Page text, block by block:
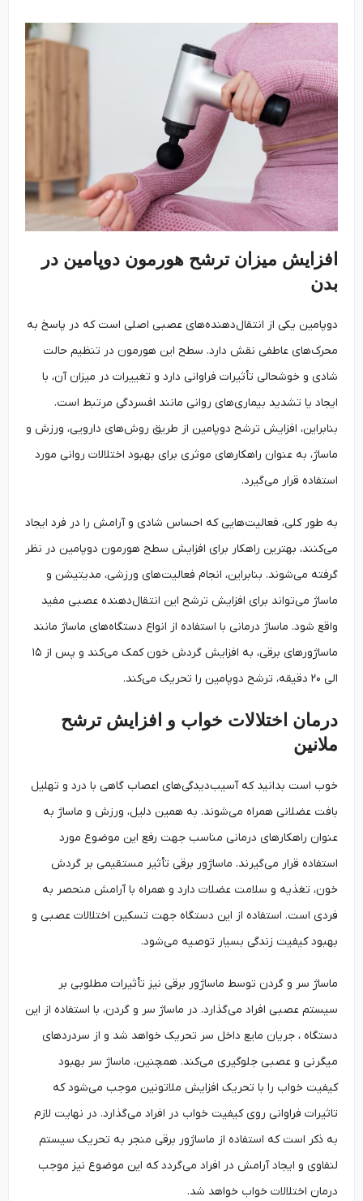
افزایش میزان ترشح هورمون دوپامین در
بدن
دوپامین یکی از انتقال‌دهنده‌های عصبی اصلی است که در پاسخ به
محرک‌های عاطفی نقش دارد. سطح این هورمون در تنظیم حالت
شادی و خوشحالی تأثیرات فراوانی دارد و تغییرات در میزان آن،‌ با
ایجاد یا تشدید بیماری‌های روانی مانند افسردگی مرتبط است.
بنابراین، افزایش ترشح دوپامین از طریق روش‌های دارویی، ورزش و
ماساژ، به عنوان راهکارهای موثری برای بهبود اختلالات روانی مورد
استفاده قرار می‌گیرد.
به طور کلی، فعالیت‌هایی که احساس شادی و آرامش را در فرد ایجاد
می‌کنند، بهترین راهکار برای افزایش سطح هورمون دوپامین در نظر
گرفته می‌شوند. بنابراین، انجام فعالیت‌های ورزشی، مدیتیشن و
ماساژ می‌تواند برای افزایش ترشح این انتقال‌دهنده عصبی مفید
واقع شود. ماساژ درمانی با استفاده از انواع دستگاه‌های ماساژ مانند
ماساژورهای برقی، به افزایش گردش خون کمک می‌کند و پس از ۱۵
درمان اختلالات خواب و افزایش ترشح
ملانین
خوب است بدانید که آسیب‌دیدگی‌های اعصاب گاهی با درد و تهلیل
بافت عضلانی همراه می‌شوند. به همین دلیل، ورزش و ماساژ به
عنوان راهکارهای درمانی مناسب جهت رفع این موضوع مورد
استفاده قرار می‌گیرند. ماساژور برقی تأثیر مستقیمی بر گردش
خون، تغذیه و سلامت عضلات دارد و همراه با آرامش منحصر به
فردی است. استفاده از این دستگاه جهت تسکین اختلالات عصبی و
بهبود کیفیت زندگی بسیار توصیه می‌شود.
ماساژ سر و گردن توسط ماساژور برقی نیز تأثیرات مطلوبی بر
سیستم عصبی افراد می‌گذارد. در ماساژ سر و گردن، با استفاده از این
دستگاه ، جریان مایع داخل سر تحریک خواهد شد و از سردردهای
میگرنی و عصبی جلوگیری می‌کند. همچنین، ماساژ سر بهبود
کیفیت خواب را با تحریک افزایش ملاتونین موجب می‌شود که
تاثیرات فراوانی روی کیفیت خواب در افراد می‌گذارد. در نهایت لازم
به ذکر است که استفاده از ماساژور برقی منجر به تحریک سیستم
لنفاوی و ایجاد آرامش در افراد می‌گردد که این موضوع نیز موجب
درمان اختلالات خواب خواهد شد.